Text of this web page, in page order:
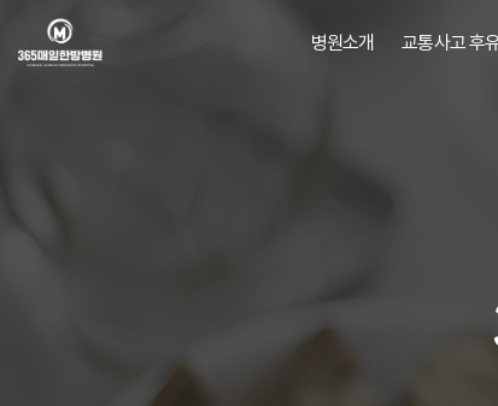
병원소개 교통사고 후